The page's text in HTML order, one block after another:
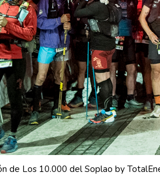
de Los 10.000 del Soplao by